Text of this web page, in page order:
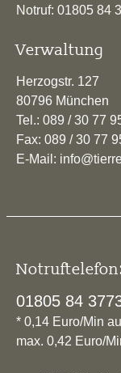
Notruf: 01805 84
Verwaltung
Herzogstr. 127
80796 München
Tel.: 089 / 30 77
Fax: 089 / 30 77
E-Mail:
01805 84
* 0,14 Euro/Min
max. 0,42 Euro/